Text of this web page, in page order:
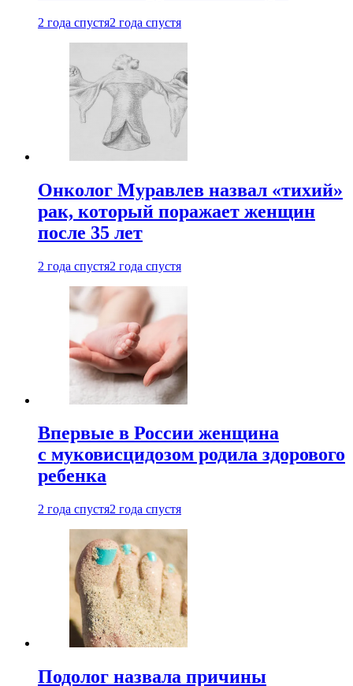
2 года спустя2 года спустя
Онколог Муравлев назвал «тихий»
рак, который поражает женщин
после 35 лет
2 года спустя2 года спустя
Впервые в России женщина
с муковисцидозом родила здорового
ребенка
2 года спустя2 года спустя
Подолог назвала причины